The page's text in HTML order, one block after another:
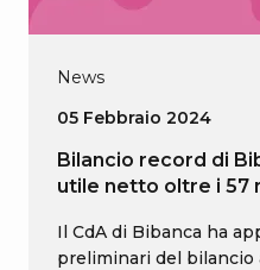
News
05 Febbraio 2024
Bilancio record di
utile netto oltre i 57
Il CdA di Bibanca ha
preliminari del bilancio